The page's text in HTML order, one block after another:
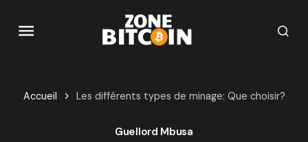
Accueil Les différents types de minage: Que choisir?
Guellord Mbusa